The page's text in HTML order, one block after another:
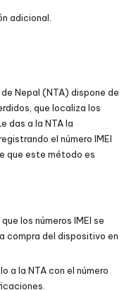
adicional.
Nepal (NTA) dispone de
que localiza los
das a la NTA la
el número IMEI
que este método es
los números IMEI se
compra del dispositivo en
a la NTA con el número